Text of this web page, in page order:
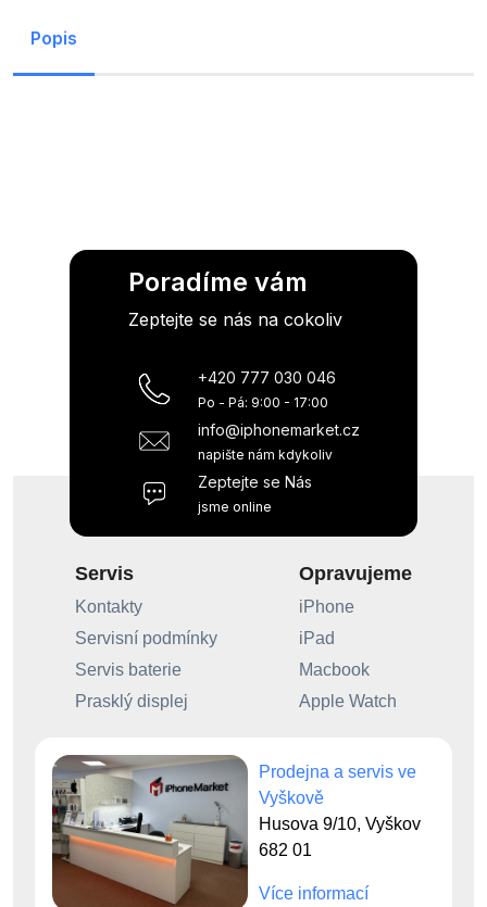
Popis
Poradíme vám
Zeptejte se nás na cokoliv
+420 777 030 046
Po - Pá: 9:00 - 17:00
info@iphonemarket.cz
napište nám kdykoliv
Zeptejte se Nás
jsme online
Servis
Kontakty
Servisní podmínky
Servis baterie
Prasklý displej
Opravujeme
iPhone
iPad
Macbook
Apple Watch
Prodejna a servis ve
Vyškově
Husova 9/10, Vyškov
682 01
Více informací